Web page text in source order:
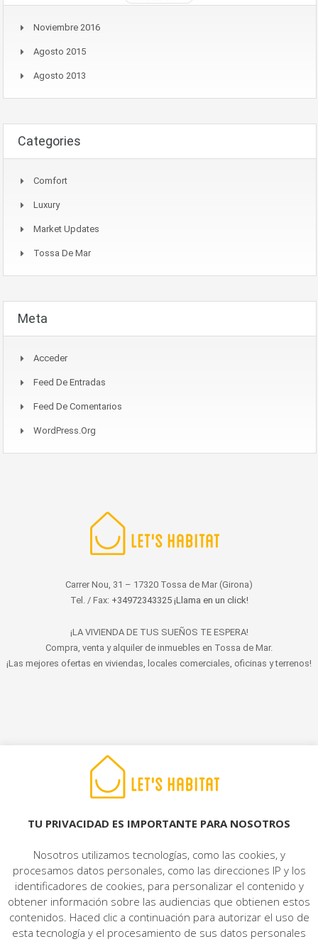
Noviembre 2016
Agosto 2015
Agosto 2013
Categories
Comfort
Luxury
Market Updates
Tossa De Mar
Meta
Acceder
Feed De Entradas
Feed De Comentarios
WordPress.org
Carrer Nou, 31 – 17320 Tossa de Mar (Girona)
Tel. / Fax: +34972343325 ¡Llama en un click!
¡LA VIVIENDA DE TUS SUEÑOS TE ESPERA!
Compra, venta y alquiler de inmuebles en Tossa de Mar.
¡Las mejores ofertas en viviendas, locales comerciales, oficinas y terrenos!
© 2022 LET'S HABITAT - INMOBILIARIA. Todos los derechos reservados.
TU PRIVACIDAD ES IMPORTANTE PARA NOSOTROS
Nosotros utilizamos tecnologías, como las cookies, y
procesamos datos personales, como las direcciones IP y los
identificadores de cookies, para personalizar el contenido y
obtener información sobre las audiencias que obtienen estos
contenidos. Haced clic a continuación para autorizar el uso de
esta tecnología y el procesamiento de sus datos personales